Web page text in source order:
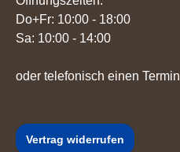
Do+Fr: 10:00 - 18:00
Sa: 10:00 - 14:00
oder telefonisch einen
Vertrag widerrufen